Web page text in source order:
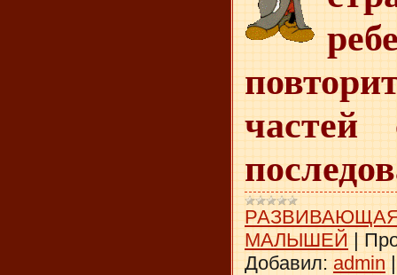
МАЛЫШЕЙ |
Добавил: admin